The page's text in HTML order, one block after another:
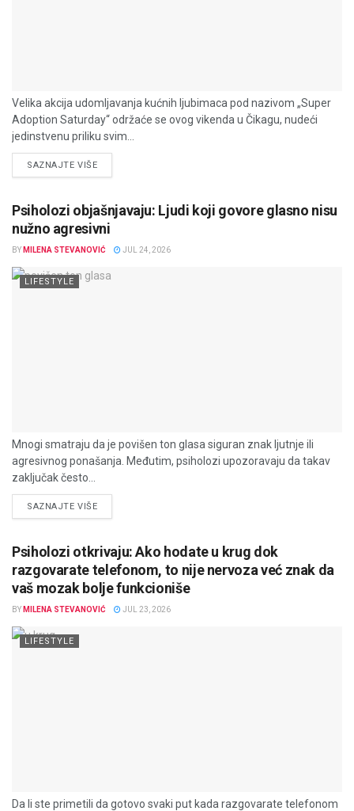
Velika akcija udomljavanja kućnih ljubimaca pod nazivom „Super
Adoption Saturday“ održaće se ovog vikenda u Čikagu, nudeći
jedinstvenu priliku svim...
SAZNAJTE VIŠEDETAILS
Psiholozi objašnjavaju: Ljudi koji govore glasno nisu
nužno agresivni
BY MILENA STEVANOVIĆ JUL 24, 2026
LIFESTYLE
Mnogi smatraju da je povišen ton glasa siguran znak ljutnje ili
agresivnog ponašanja. Međutim, psiholozi upozoravaju da takav
zaključak često...
SAZNAJTE VIŠEDETAILS
Psiholozi otkrivaju: Ako hodate u krug dok
razgovarate telefonom, to nije nervoza već znak da
vaš mozak bolje funkcioniše
BY MILENA STEVANOVIĆ JUL 23, 2026
LIFESTYLE
Da li ste primetili da gotovo svaki put kada razgovarate telefonom